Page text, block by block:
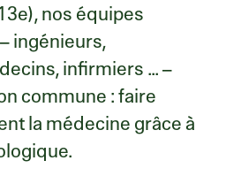
nos équipes
ingénieurs,
infirmiers ... –
commune : faire
la médecine grâce à